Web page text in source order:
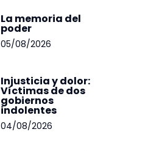
La memoria del
poder
05/08/2026
Injusticia y dolor:
Víctimas de dos
gobiernos
indolentes
04/08/2026